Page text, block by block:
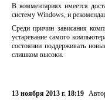
В комментариях имеется
систему Windows, и
Среди причин зависания
устаревание самого
состоянии поддерживать
слишком высоки.
13 ноября 2013 г. 18:19